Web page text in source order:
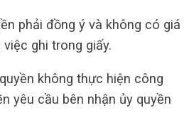
phải đồng ý và không có giá
ghi trong giấy.
không thực hiện công
yêu cầu bên nhận ủy quyền